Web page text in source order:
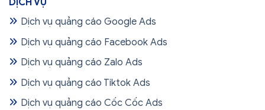
Dịch vụ quảng cáo Google Ads
Dịch vụ quảng cáo Facebook Ads
Dịch vụ quảng cáo Zalo Ads
Dịch vụ quảng cáo Tiktok Ads
Dịch vụ quảng cáo Cốc Cốc Ads